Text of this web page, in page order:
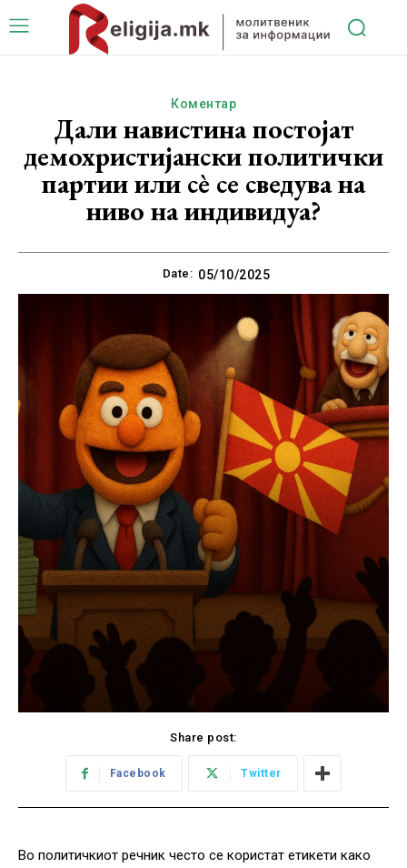
Коментар
Дали навистина постојат
демохристијански политички
партии или сè се сведува на
ниво на индивидуа?
Date: 05/10/2025
Share post:
Facebook Twitter
Во политичкиот речник често се користат етикети како